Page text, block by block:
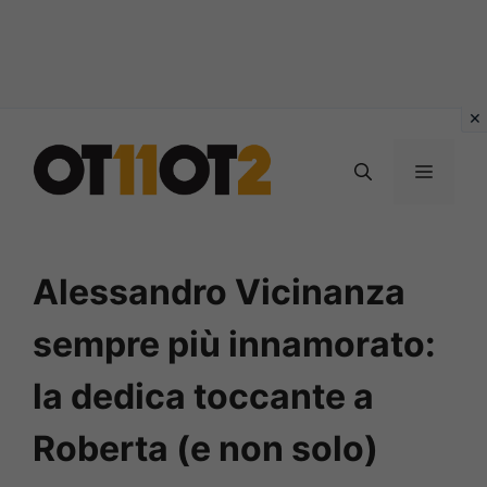
contenuto
MENU
Alessandro Vicinanza
sempre più innamorato:
la dedica toccante a
Roberta (e non solo)